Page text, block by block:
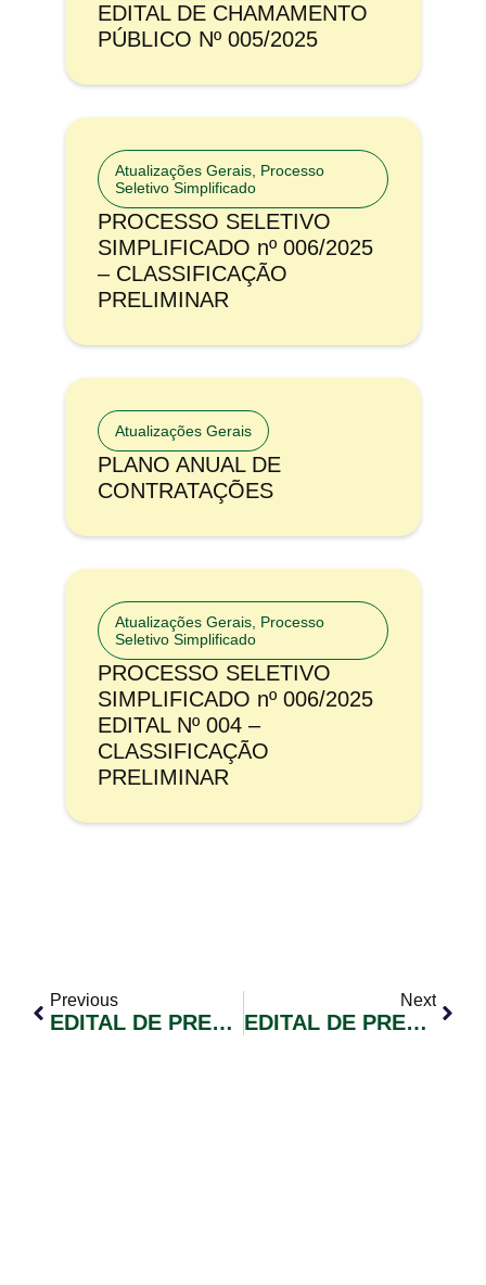
EDITAL DE CHAMAMENTO
PÚBLICO Nº 005/2025
Atualizações Gerais Processo
Seletivo Simplificado
PROCESSO SELETIVO
SIMPLIFICADO nº 006/2025
– CLASSIFICAÇÃO
PRELIMINAR
Atualizações Gerais
PLANO ANUAL DE
CONTRATAÇÕES
Atualizações Gerais Processo
Seletivo Simplificado
PROCESSO SELETIVO
SIMPLIFICADO nº 006/2025
EDITAL Nº 004 –
CLASSIFICAÇÃO
PRELIMINAR
Previous
EDITAL DE PREGÃO ELETRÔNICO Nº 08/2022 – CESTAS BÁSICAS PARA CARENTES EM VULNERABILIDADE
Next
EDITAL DE PREGÃO ELETRÔNICO Nº 13/2022 – AQUISIÇÃO DE TRATOR AGRICOLA NOVO E ROÇADEIRA HIDRAULICA ARTICULADA